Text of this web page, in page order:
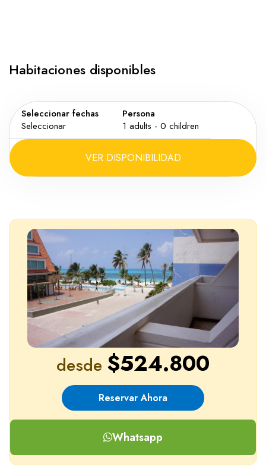
Habitaciones disponibles
Seleccionar fechas
Seleccionar
Persona
1 adults - 0 children
Niño
VER DISPONIBILIDAD
desde $524.800
Reservar Ahora
Whatsapp